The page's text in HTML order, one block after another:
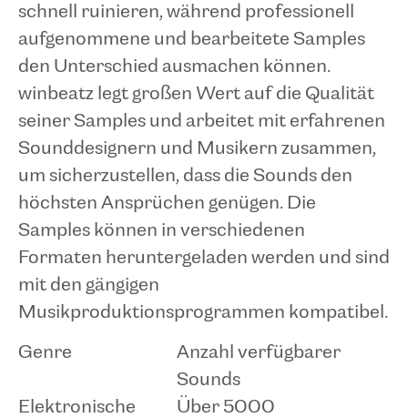
schnell ruinieren, während professionell
aufgenommene und bearbeitete Samples
den Unterschied ausmachen können.
winbeatz legt großen Wert auf die Qualität
seiner Samples und arbeitet mit erfahrenen
Sounddesignern und Musikern zusammen,
um sicherzustellen, dass die Sounds den
höchsten Ansprüchen genügen. Die
Samples können in verschiedenen
Formaten heruntergeladen werden und sind
mit den gängigen
Musikproduktionsprogrammen kompatibel.
Genre
Anzahl verfügbarer
Sounds
Elektronische
Über 5000